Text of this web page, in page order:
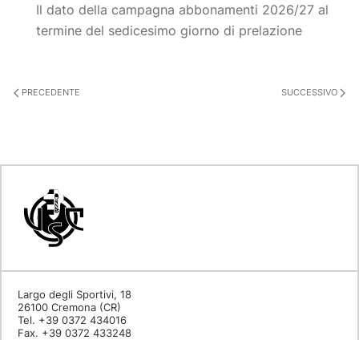
Il dato della campagna abbonamenti 2026/27 al
termine del sedicesimo giorno di prelazione
PRECEDENTE SUCCESSIVO
Largo degli Sportivi, 18
26100 Cremona (CR)
Tel. +39 0372 434016
Fax. +39 0372 433248